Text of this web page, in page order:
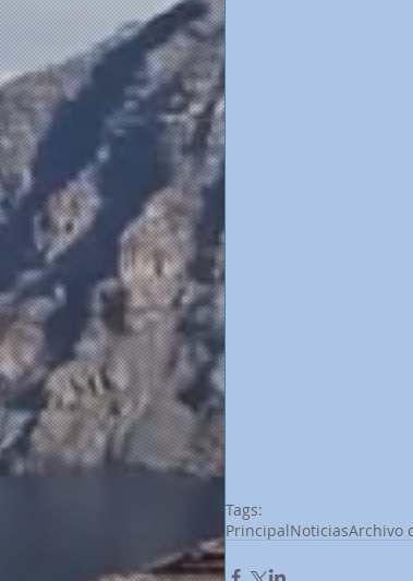
Tags:
PrincipalNoticiasArchivo